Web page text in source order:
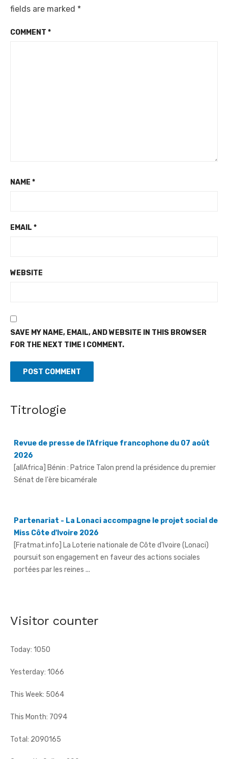
fields are marked *
COMMENT *
NAME *
EMAIL *
WEBSITE
SAVE MY NAME, EMAIL, AND WEBSITE IN THIS BROWSER
FOR THE NEXT TIME I COMMENT.
Titrologie
2026
[allAfrica] Bénin : Patrice Talon prend la présidence du premier
Sénat de l'ère bicamérale
Miss Côte d'Ivoire 2026
[Fratmat.info] La Loterie nationale de Côte d'Ivoire (Lonaci)
poursuit son engagement en faveur des actions sociales
portées par les reines ...
[Fratmat.info] Le Réseau des jeunes cadres du Sud-Comoé,
Visitor counter
Today: 1050
Yesterday: 1066
This Week: 5064
This Month: 7094
Total: 2090165